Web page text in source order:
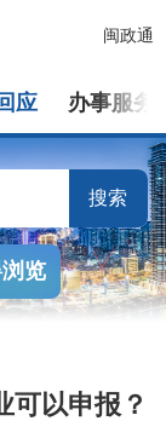
闽政通
应 办事服务
搜索
览
可以申报？